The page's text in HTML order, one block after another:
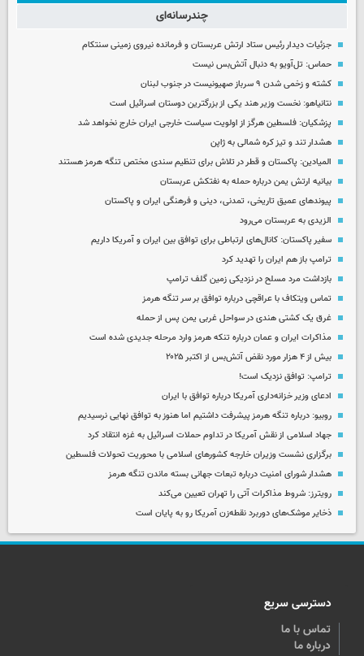
چندرسانه‌ای
جزئیات دیدار رئیس ستاد ارتش عربستان و فرمانده نیروی زمینی سنتکام
حماس: تل‌آویو به دنبال آتش‌بس نیست
کشته و زخمی شدن ۹ سرباز صهیونیست در جنوب لبنان
نتانیاهو: نخست وزیر هند یکی از بزرگترین دوستان اسرائیل است
پزشکیان: فلسطین هرگز از اولویت سیاست خارجی ایران خارج نخواهد شد
هشدار تند و تیز کره شمالی به ژاپن
المیادین: پاکستان و قطر در تلاش برای تنظیم سندی مختص تنگه هرمز هستند
بیانیه ارتش یمن درباره حمله به نفتکش عربستان
پیوندهای عمیق تاریخی، تمدنی، دینی و فرهنگی ایران و پاکستان
الزیدی به عربستان می‌رود
سفیر پاکستان: کانال‌های ارتباطی برای توافق بین ایران و آمریکا داریم
ترامپ باز هم ایران را تهدید کرد
بازداشت مرد مسلح در نزدیکی زمین گلف ترامپ
تماس ویتکاف با عراقچی درباره توافق بر سر تنگه هرمز
غرق یک کشتی هندی در سواحل غربی یمن پس از حمله
مذاکرات ایران و عمان درباره تنکه هرمز وارد مرحله جدیدی شده است
بیش از ۴ هزار مورد نقض آتش‌بس از اکتبر ۲۰۲۵
ترامپ: توافق نزدیک است!
ادعای وزیر خزانه‌داری آمریکا درباره توافق با ایران
روبیو: درباره تنگه هرمز پیشرفت داشتیم اما هنوز به توافق نهایی نرسیدیم
جهاد اسلامی از نقش آمریکا در تداوم حملات اسرائیل به غزه انتقاد کرد
برگزاری نشست وزیران خارجه کشورهای اسلامی با محوریت تحولات فلسطین
هشدار شورای امنیت درباره تبعات جهانی بسته ماندن تنگه هرمز
رویترز: شروط مذاکرات آتی را تهران تعیین می‌کند
ذخایر موشک‌های دوربرد نقطه‌زن آمریکا رو به پایان است
دسترسی سریع
تماس با ما
درباره ما